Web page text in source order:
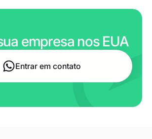
empresa nos EUA
Entrar em contato